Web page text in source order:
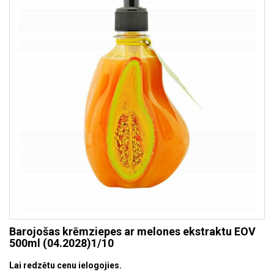
Barojošas krēmziepes ar melones ekstraktu EOV
500ml (04.2028)1/10
Lai redzētu cenu ielogojies.